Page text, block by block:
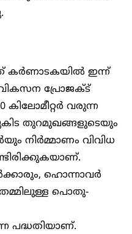
കർണാടകയിൽ ഇന്ന്
പ്രോജക്ട്
വരുന്ന
തുറമുഖങ്ങളുടെയും
നിർമ്മാണം വിവിധ
ഹൊന്നാവർ
തമ്മിലുള്ള പൊതു-
പദ്ധതിയാണ്.